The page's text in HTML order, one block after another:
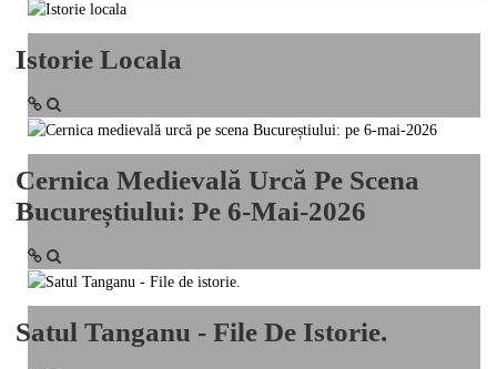
Istorie Locala
Cernica Medievală Urcă Pe Scena
Bucureștiului: Pe 6-Mai-2026
Satul Tanganu - File De Istorie.